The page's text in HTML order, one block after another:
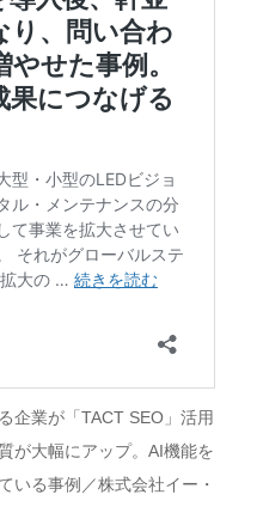
企業が「TACT SEO」活用
が大幅にアップ。AI機能を
いる事例／株式会社イー・